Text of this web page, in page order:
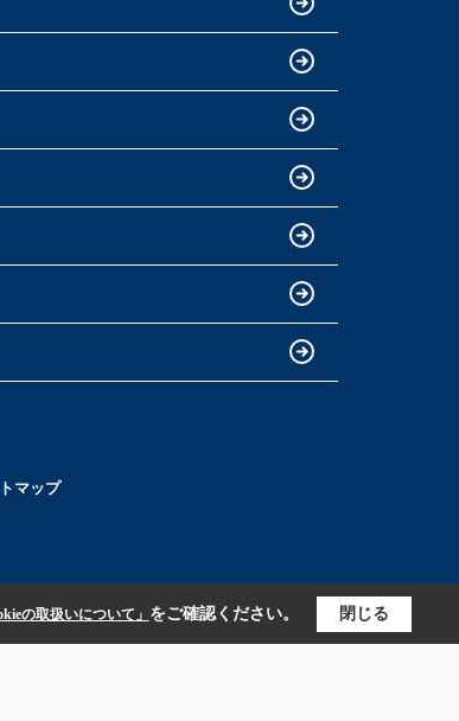
マップ
の取扱いについて」 をご確認ください。 閉じる